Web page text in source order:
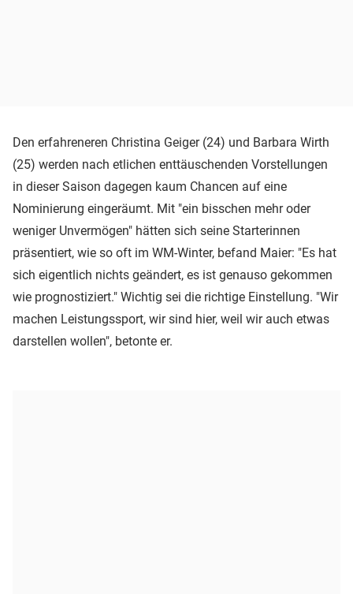
Den erfahreneren Christina Geiger (24) und Barbara Wirth
(25) werden nach etlichen enttäuschenden Vorstellungen
in dieser Saison dagegen kaum Chancen auf eine
Nominierung eingeräumt. Mit "ein bisschen mehr oder
weniger Unvermögen" hätten sich seine Starterinnen
präsentiert, wie so oft im WM-Winter, befand Maier: "Es hat
sich eigentlich nichts geändert, es ist genauso gekommen
wie prognostiziert." Wichtig sei die richtige Einstellung. "Wir
machen Leistungssport, wir sind hier, weil wir auch etwas
darstellen wollen", betonte er.